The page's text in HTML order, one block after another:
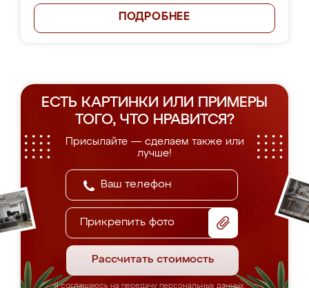
ПОДРОБНЕЕ
ЕСТЬ КАРТИНКИ ИЛИ ПРИМЕРЫ
ТОГО, ЧТО НРАВИТСЯ?
Присылайте — сделаем также или
лучше!
Прикрепить фото
Рассчитать стоимость
Я соглашаюсь на передачу персональных данных